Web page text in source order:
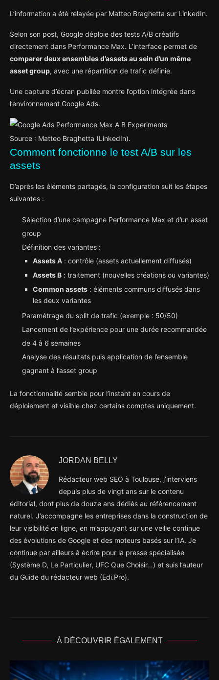
L’information a été relayée par Matteo Braghetta sur LinkedIn.
Selon son post, Google déploie des tests A/B créatifs
directement dans Performance Max. L’interface permet de
comparer deux ensembles d’assets au sein d’un même
asset group, avec une répartition de trafic définie.
Une capture d’écran publiée montre l’option intégrée dans
l’environnement Google Ads.
Source : Matteo Braghetta (LinkedIn).
Comment fonctionne le test A/B sur les
assets
D’après les éléments partagés, la configuration suit les étapes
suivantes :
Sélection d’une campagne Performance Max et d’un asset
group
Définition des variantes :
Assets A : contrôle (assets actuellement diffusés)
Assets B : traitement (nouvelles créations ou variantes)
Common assets : éléments communs diffusés dans
les deux variantes
Paramétrage du split de trafic (exemple : 50/50)
Lancement de l’expérience pour une durée recommandée
de 4 à 6 semaines
Analyse des résultats puis application de l’ensemble
gagnant à l’asset group
La fonctionnalité semble pour l’instant en cours de
déploiement et visible chez certains comptes uniquement.
JORDAN BELLY
Rédacteur web SEO à Toulouse, j’interviens
depuis plus de vingt ans sur le contenu
éditorial, dont plus de douze ans dédiés au référencement
naturel. J’accompagne les entreprises dans la construction de
leur visibilité en ligne, en m’appuyant sur une veille continue
des évolutions de Google et des moteurs basés sur l’IA. Je
continue par ailleurs à écrire pour la presse spécialisée
(Système D, Le Particulier, UFC Que Choisir…) et suis l’auteur
du Guide du rédacteur web (Edi.Pro).
À DÉCOUVRIR ÉGALEMENT